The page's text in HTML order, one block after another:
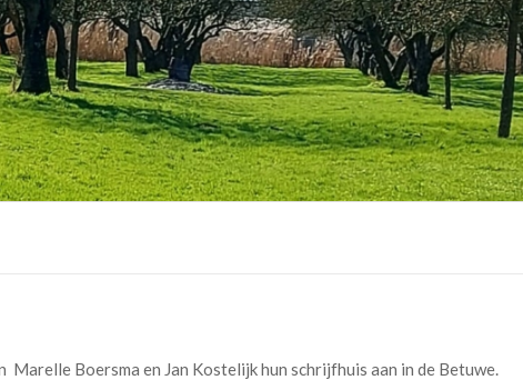
Boersma en Jan Kostelijk hun schrijfhuis aan in de Betuwe.